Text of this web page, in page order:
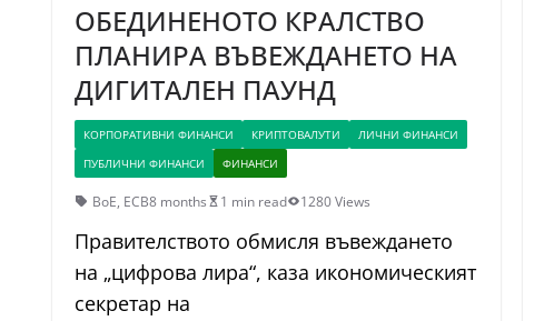
ОБЕДИНЕНОТО КРАЛСТВО
ПЛАНИРА ВЪВЕЖДАНЕТО НА
ДИГИТАЛЕН ПАУНД
КОРПОРАТИВНИ ФИНАНСИ КРИПТОВАЛУТИ
ЛИЧНИ ФИНАНСИ
ПУБЛИЧНИ ФИНАНСИ
ФИНАНСИ
BoE, ECB8 months 1 min read 1280 Views
Правителството обмисля въвеждането
на „цифрова лира“, каза икономическият
секретар на